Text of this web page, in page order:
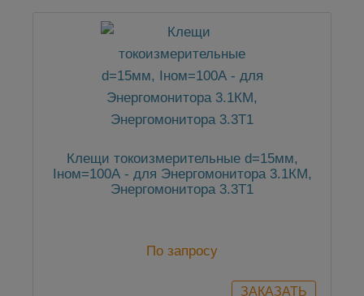
Клещи токоизмерительные d=15мм,
Iном=100А - для Энергомонитора 3.1КМ,
Энергомонитора 3.3Т1
По запросу